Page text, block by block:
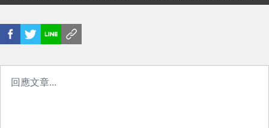
推購車優惠
MAZDA2 CX-3 再贈乙式車體險